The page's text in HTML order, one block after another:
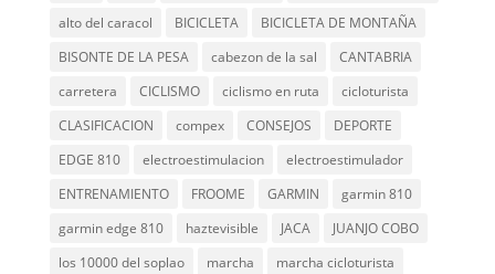
alto del caracol
BICICLETA
BICICLETA DE MONTAÑA
BISONTE DE LA PESA
cabezon de la sal
CANTABRIA
carretera
CICLISMO ciclismo en ruta
cicloturista
CLASIFICACION
compex CONSEJOS
DEPORTE
EDGE 810
electroestimulacion
electroestimulador
ENTRENAMIENTO
FROOME GARMIN
garmin 810
garmin edge 810
haztevisible JACA
JUANJO COBO
los 10000 del soplao
marcha marcha cicloturista